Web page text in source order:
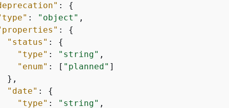
: {
: "object" ,
: {
"status" : {
"type" : "string" ,
"enum" : [ "planned" ]
},
"date" : {
"type" : "string" ,